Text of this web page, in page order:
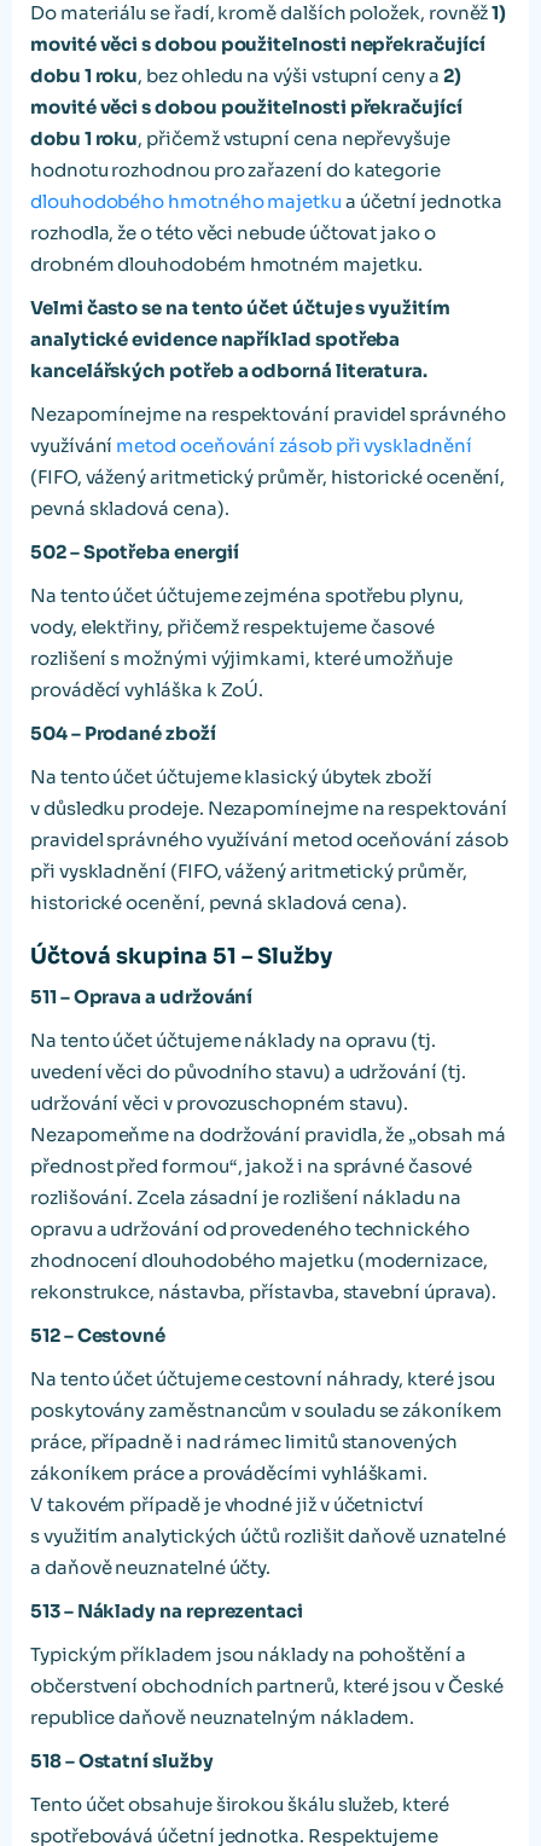
Do materiálu se řadí, kromě dalších položek, rovněž1)
movité věci s dobou použitelnosti nepřekračující
dobu 1 roku, bez ohledu na výši vstupní ceny a 2)
movité věci s dobou použitelnosti překračující
dobu 1 roku, přičemž vstupní cena nepřevyšuje
hodnotu rozhodnou pro zařazení do kategorie
dlouhodobého hmotného majetku a účetní jednotka
rozhodla, že o této věci nebude účtovat jako o
drobném dlouhodobém hmotném majetku.
Velmi často se na tento účet účtuje s využitím
analytické evidence například spotřeba
kancelářských potřeb a odborná literatura.
Nezapomínejme na respektování pravidel správného
využívání metod oceňování zásob při vyskladnění
(FIFO, vážený aritmetický průměr, historické ocenění,
pevná skladová cena).
502 – Spotřeba energií
Na tento účet účtujeme zejména spotřebu plynu,
vody, elektřiny, přičemž respektujeme časové
rozlišení s možnými výjimkami, které umožňuje
prováděcí vyhláška k ZoÚ.
504 – Prodané zboží
Na tento účet účtujeme klasický úbytek zboží
v důsledku prodeje. Nezapomínejme na respektování
pravidel správného využívání metod oceňování zásob
při vyskladnění (FIFO, vážený aritmetický průměr,
historické ocenění, pevná skladová cena).
Účtová skupina 51 – Služby
511 – Oprava a udržování
Na tento účet účtujeme náklady na opravu (tj.
uvedení věci do původního stavu) a udržování (tj.
udržování věci v provozuschopném stavu).
Nezapomeňme na dodržování pravidla, že „obsah má
přednost před formou“, jakož i na správné časové
rozlišování. Zcela zásadní je rozlišení nákladu na
opravu a udržování od provedeného technického
zhodnocení dlouhodobého majetku (modernizace,
rekonstrukce, nástavba, přístavba, stavební úprava).
512 – Cestovné
Na tento účet účtujeme cestovní náhrady, které jsou
poskytovány zaměstnancům v souladu se zákoníkem
práce, případně i nad rámec limitů stanovených
zákoníkem práce a prováděcími vyhláškami.
V takovém případě je vhodné již v účetnictví
s využitím analytických účtů rozlišit daňově uznatelné
a daňově neuznatelné účty.
513 – Náklady na reprezentaci
Typickým příkladem jsou náklady na pohoštění a
občerstvení obchodních partnerů, které jsou v České
republice daňově neuznatelným nákladem.
518 – Ostatní služby
Tento účet obsahuje širokou škálu služeb, které
spotřebovává účetní jednotka. Respektujeme